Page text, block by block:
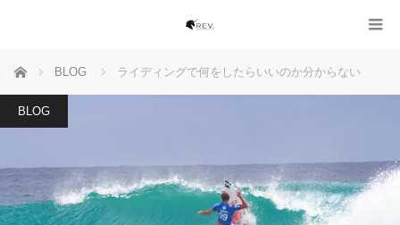
ホーム BLOG ライディングで何をしたらいいのか分からない
BLOG